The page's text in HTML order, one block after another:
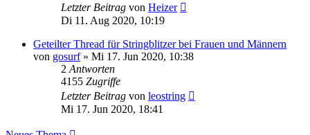
Letzter Beitrag von Heizer
Di 11. Aug 2020, 10:19
Geteilter Thread für Stringblitzer bei Frauen und Männern
von gosurf» Mi 17. Jun 2020, 10:38
2 Antworten
4155 Zugriffe
Letzter Beitrag von leostring
Mi 17. Jun 2020, 18:41